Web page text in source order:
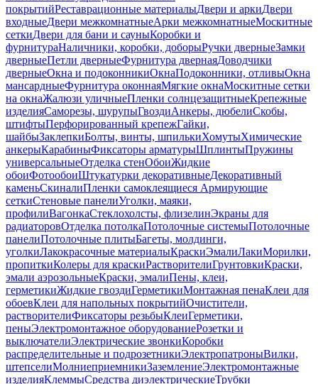
покрытийРеставрационные материалыДвери и аркиДвери
входныеДвери межкомнатныеАрки межкомнатныеМоскитные
сеткиДвери для бани и сауныКоробки и
фурнитураНаличники, коробки, доборыРучки дверныеЗамки
дверныеПетли дверныеФурнитура двернаяДоводчики
дверныеОкна и подоконникиОкнаПодоконники, отливыОкна
мансардныеФурнитура оконнаяМягкие окнаМоскитные сетки
на окнаЖалюзи уличныеПленки солнцезащитныеКрепежные
изделияСаморезы, шурупыГвоздиАнкеры, дюбелиСкобы,
штифтыПерфорированный крепежГайки,
шайбыЗаклепкиБолты, винты, шпилькиХомутыХимические
анкерыКарабиныФиксаторы арматурыШплинтыПружины
универсальныеОтделка стенОбоиЖидкие
обоиФотообоиШтукатурки декоративныеДекоративный
каменьСкиналиПленки самоклеящиеся Армирующие
сеткиСтеновые панелиУголки, маяки,
профилиВагонкаСтеклохолсты, флизелинЭкраны для
радиаторовОтделка потолкаПотолочные системыПотолочные
панелиПотолочные плитыБагеты, молдинги,
уголкиЛакокрасочные материалыКраскиЭмалиЛакиМорилки,
пропиткиКолеры для краскиРастворителиГрунтовкиКраски,
эмали аэрозольныеКраски, эмалиПены, клеи,
герметикиЖидкие гвоздиГерметикиМонтажная пенаКлеи для
обоевКлеи для напольных покрытийОчистители,
растворителиФиксаторы резьбыКлеиГерметики,
пеныЭлектромонтажное оборудованиеРозетки и
выключателиЭлектрические звонкиКоробки
распределительные и подрозетникиЭлектропатроныВилки,
штепселиМолниеприемникиЗаземлениеЭлектромонтажные
изделияКлеммыСредства диэлектрическиеТрубки